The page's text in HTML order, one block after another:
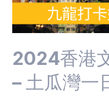
2024香港
– 土瓜灣一